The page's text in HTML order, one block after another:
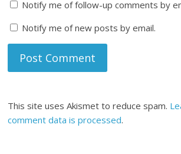
Notify me of follow-up comments by
Notify me of new posts by email.
This site uses Akismet to reduce spam.
comment data is processed.